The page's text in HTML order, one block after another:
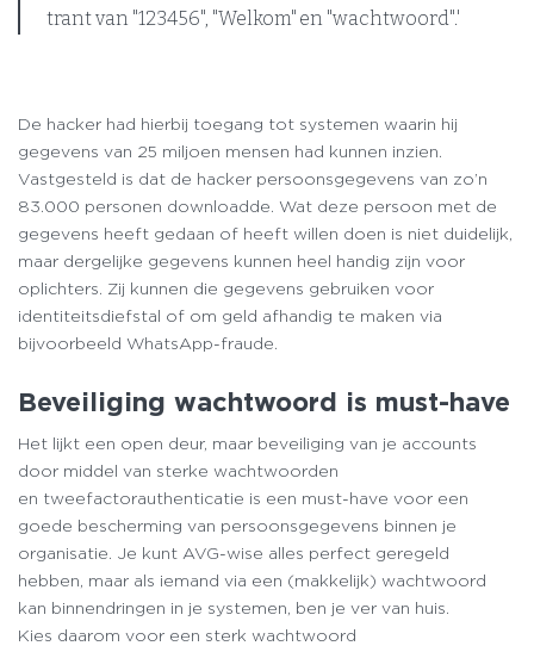
trant van "123456", "Welkom" en "wachtwoord".'
De hacker had hierbij toegang tot systemen waarin hij
gegevens van 25 miljoen mensen had kunnen inzien.
Vastgesteld is dat de hacker persoonsgegevens van zo’n
83.000 personen downloadde. Wat deze persoon met de
gegevens heeft gedaan of heeft willen doen is niet duidelijk,
maar dergelijke gegevens kunnen heel handig zijn voor
oplichters. Zij kunnen die gegevens gebruiken voor
identiteitsdiefstal of om geld afhandig te maken via
bijvoorbeeld WhatsApp-fraude.
Beveiliging wachtwoord is must-have
Het lijkt een open deur, maar beveiliging van je accounts
door middel van sterke wachtwoorden
en tweefactorauthenticatie is een must-have voor een
goede bescherming van persoonsgegevens binnen je
organisatie. Je kunt AVG-wise alles perfect geregeld
hebben, maar als iemand via een (makkelijk) wachtwoord
kan binnendringen in je systemen, ben je ver van huis.
Kies daarom voor een sterk wachtwoord